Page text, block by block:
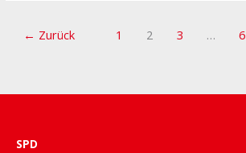
← Zurück 1 2 3 … 6
SPD